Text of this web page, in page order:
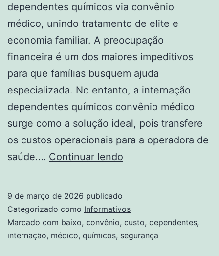
dependentes químicos via convênio
médico, unindo tratamento de elite e
economia familiar. A preocupação
financeira é um dos maiores impeditivos
para que famílias busquem ajuda
especializada. No entanto, a internação
dependentes químicos convênio médico
surge como a solução ideal, pois transfere
os custos operacionais para a operadora de
saúde.… Continuar lendo
Convênio
Médico:
Segurança
9 de março de 2026 publicado
Categorizado como Informativos
Marcado com baixo, convênio, custo, dependentes,
internação, médico, químicos, segurança